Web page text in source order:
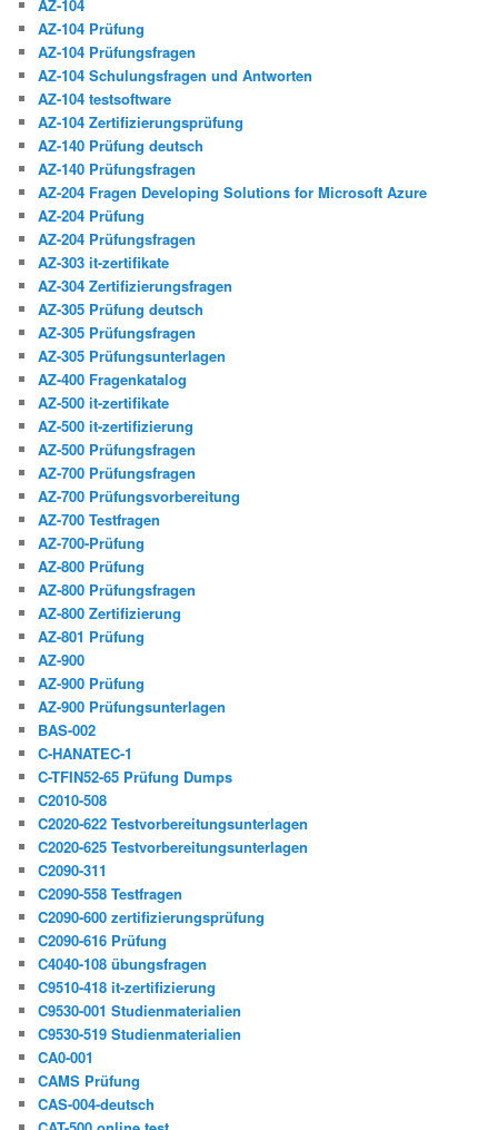
AZ-104
AZ-104 Prüfung
AZ-104 Prüfungsfragen
AZ-104 Schulungsfragen und Antworten
AZ-104 testsoftware
AZ-104 Zertifizierungsprüfung
AZ-140 Prüfung deutsch
AZ-140 Prüfungsfragen
AZ-204 Fragen Developing Solutions for Microsoft Azure
AZ-204 Prüfung
AZ-204 Prüfungsfragen
AZ-303 it-zertifikate
AZ-304 Zertifizierungsfragen
AZ-305 Prüfung deutsch
AZ-305 Prüfungsfragen
AZ-305 Prüfungsunterlagen
AZ-400 Fragenkatalog
AZ-500 it-zertifikate
AZ-500 it-zertifizierung
AZ-500 Prüfungsfragen
AZ-700 Prüfungsfragen
AZ-700 Prüfungsvorbereitung
AZ-700 Testfragen
AZ-700-Prüfung
AZ-800 Prüfung
AZ-800 Prüfungsfragen
AZ-800 Zertifizierung
AZ-801 Prüfung
AZ-900
AZ-900 Prüfung
AZ-900 Prüfungsunterlagen
BAS-002
C-HANATEC-1
C-TFIN52-65 Prüfung Dumps
C2010-508
C2020-622 Testvorbereitungsunterlagen
C2020-625 Testvorbereitungsunterlagen
C2090-311
C2090-558 Testfragen
C2090-600 zertifizierungsprüfung
C2090-616 Prüfung
C4040-108 übungsfragen
C9510-418 it-zertifizierung
C9530-001 Studienmaterialien
C9530-519 Studienmaterialien
CA0-001
CAMS Prüfung
CAS-004-deutsch